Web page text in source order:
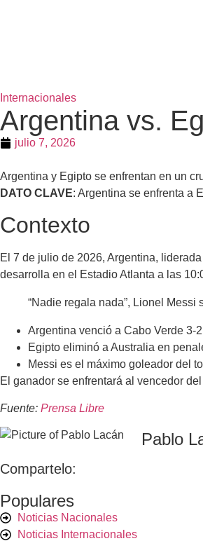
Internacionales
Argentina vs.
julio 7, 2026
Argentina y Egipto se enfrentan en un
DATO CLAVE: Argentina se enfrenta a
Contexto
El 7 de julio de 2026, Argentina,
desarrolla en el Estadio Atlanta a las
“Nadie regala nada”, Lionel
Argentina venció a Cabo Verde 3-
Egipto eliminó a Australia en
Messi es el máximo goleador del
El ganador se enfrentará al vencedor
Fuente: Prensa Libre
Pablo
Compartelo:
Populares
Noticias Nacionales
Noticias Internacionales